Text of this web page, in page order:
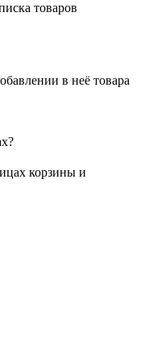
товаров
в неё товара
?
корзины и